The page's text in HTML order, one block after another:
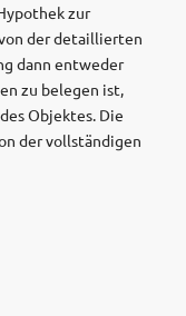
zur
der detaillierten
dann entweder
zu belegen ist,
Objektes. Die
der vollständigen